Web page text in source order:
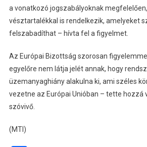
a vonatkozó jogszabályoknak
vésztartalékkal is rendelkezik, amelyeket
felszabadíthat – hívta fel a figyelmet.
Az Európai Bizottság szorosan
egyelőre nem látja jelét annak, hogy
üzemanyaghiány alakulna ki, ami széles
vezetne az Európai Unióban – tette hozzá
szóvivő.
(MTI)